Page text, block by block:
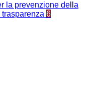
la prevenzione della
6